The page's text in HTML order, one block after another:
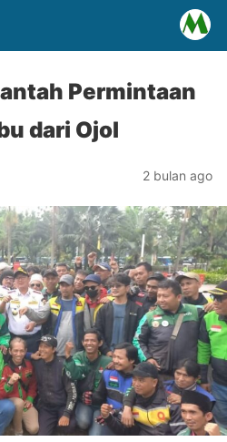
Permintaan
dari Ojol
2 bulan ago